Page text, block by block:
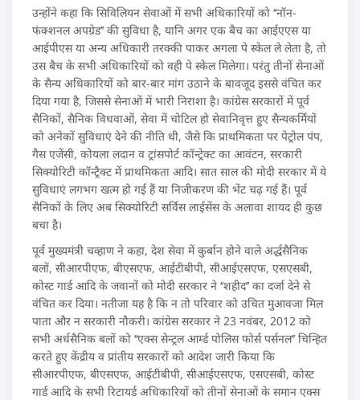
उन्होंने कहा कि सिविलियन सेवाओं में सभी अधिकारियों को ‘‘नॉन-
फंक्शनल अपग्रेड’’ की सुविधा है, यानि अगर एक बैच का आईएएस या
आईपीएस या अन्य अधिकारी तरक्की पाकर अगला पे स्केल ले लेता है, तो
उस बैच के सभी अधिकारियों को वही पे स्केल मिलेगा। परंतु तीनों सेनाओं
के सैन्य अधिकारियों को बार-बार मांग उठाने के बावजूद इससे वंचित कर
दिया गया है, जिससे सेनाओं में भारी निराशा है। कांग्रेस सरकारों में पूर्व
सैनिकों, सैनिक विधवाओं, सेवा में चोटिल हो सेवानिवृत्त हुए सैन्यकर्मियों
को अनेकों सुविधाएं देने की नीति थी, जैसे कि प्राथमिकता पर पेट्रोल पंप,
गैस एजेंसी, कोयला लदान व ट्रांसपोर्ट कॉन्ट्रेक्ट का आवंटन, सरकारी
सिक्योरिटी कॉन्ट्रैक्ट में प्राथमिकता आदि। सात साल की मोदी सरकार में ये
सुविधाएं लगभग खत्म हो गई हैं या निजीकरण की भेंट चढ़ गई हैं। पूर्व
सैनिकों के लिए अब सिक्योरिटी सर्विस लाईसेंस के अलावा शायद ही कुछ
बचा है।
पूर्व मुख्यमंत्री चव्हाण ने कहा, देश सेवा में कुर्बान होने वाले अर्द्धसैनिक
बलों, सीआरपीएफ, बीएसएफ, आईटीबीपी, सीआईएसएफ, एसएसबी,
कोस्ट गार्ड आदि के जवानों को मोदी सरकार ने ‘‘शहीद’’ का दर्जा देने से
वंचित कर दिया। नतीजा यह है कि न तो परिवार को उचित मुआवजा मिल
पाता और न सरकारी नौकरी। कांग्रेस सरकार ने 23 नवंबर, 2012 को
सभी अर्धसैनिक बलों को ‘‘एक्स सेन्ट्रल आर्म्ड पोलिस फोर्स पर्सनल’’ चिन्हित
करते हुए केंद्रीय व प्रांतीय सरकारों को आदेश जारी किया कि
सीआरपीएफ, बीएसएफ, आईटीबीपी, सीआईएसएफ, एसएसबी, कोस्ट
गार्ड आदि के सभी रिटायर्ड अधिकारियों को तीनों सेनाओं के समान एक्स